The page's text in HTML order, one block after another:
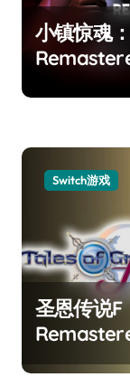
小镇惊魂
Switch游戏
圣恩传说